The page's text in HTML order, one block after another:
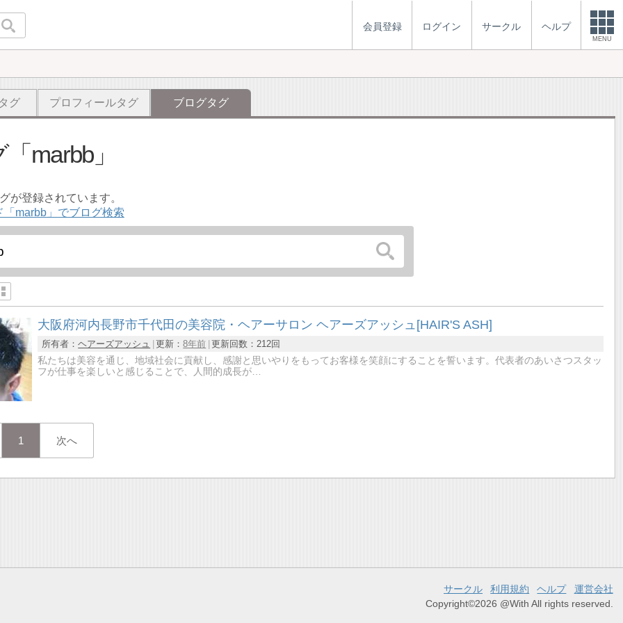
会員登録 ログイン サークル ヘルプ
MENU
グ プロフィールタグ ブログタグ
marbb
が登録されています。
「marbb」でブログ検索
大阪府河内長野市千代田の美容院・ヘアーサロン ヘアーズアッシュ[HAIR'S ASH]
所有者：ヘアーズアッシュ 更新：8年前 更新回数：212回
私たちは美容を通じ、地域社会に貢献し、感謝と思いやりをもってお客様を笑顔にすることを誓います。代表者のあいさつスタッ
フが仕事を楽しいと感じることで、人間的成長が…
1 次へ
サークル 利用規約 ヘルプ
運営会社
Copyright©2026 @With All rights reserved.